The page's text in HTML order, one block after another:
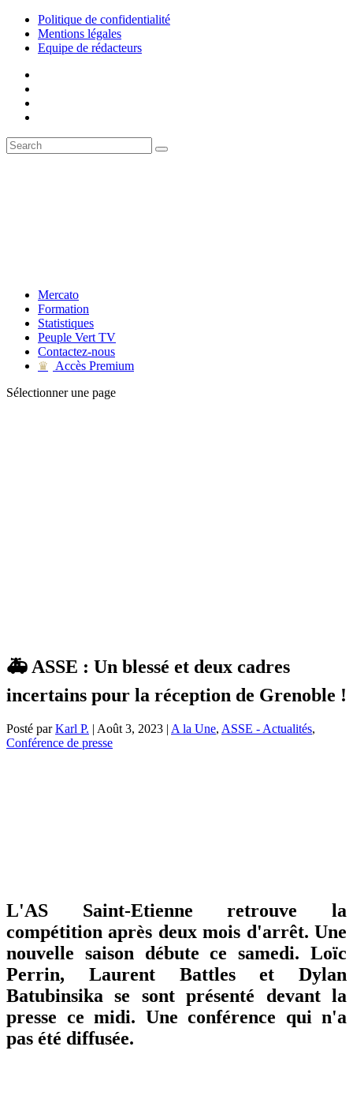
Politique de confidentialité
Mentions légales
Equipe de rédacteurs
Mercato
Formation
Statistiques
Peuple Vert TV
Contactez-nous
♛
Accès Premium
Sélectionner une page
🚑 ASSE : Un blessé et deux cadres
incertains pour la réception de Grenoble !
Posté parKarl P. | Août 3, 2023 | A la Une, ASSE - Actualités,
Conférence de presse
L'AS Saint-Etienne retrouve la
compétition après deux mois d'arrêt. Une
nouvelle saison débute ce samedi. Loïc
Perrin, Laurent Battles et Dylan
Batubinsika se sont présenté devant la
presse ce midi. Une conférence qui n'a
pas été diffusée.